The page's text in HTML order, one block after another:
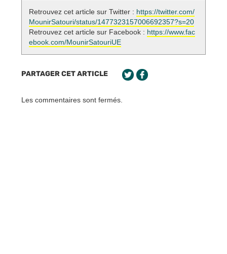
Retrouvez cet article sur Twitter : https://twitter.com/
MounirSatouri/status/1477323157006692357?s=20
Retrouvez cet article sur Facebook : https://www.fac
ebook.com/MounirSatouriUE
PARTAGER CET ARTICLE
Les commentaires sont fermés.